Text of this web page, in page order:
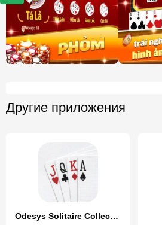
Другие приложения
Odesys Solitaire Collection